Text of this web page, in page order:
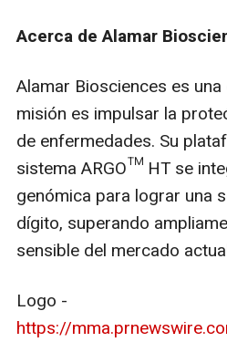
Acerca de Alamar
Alamar Biosciences es
misión es impulsar la
de enfermedades. Su
sistema ARGO™ HT se
genómica para lograr una
dígito, superando
sensible del mercado
Logo -
https://